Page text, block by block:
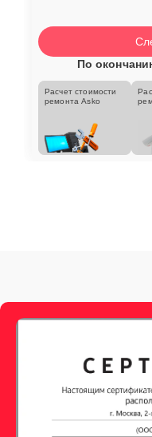
По
Расчет стоимости
ремонта Asko